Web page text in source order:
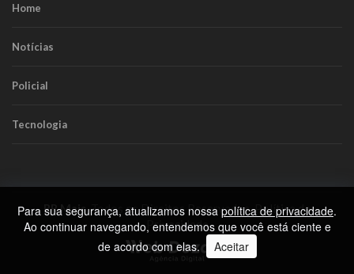
Home
Notícias
Policial
Tecnologia
RR Mais. Todos os Direitos Reservados.Política de
Privacidade
Para sua segurança, atualizamos nossa política de privacidade.
Ao continuar navegando, entendemos que você está ciente e
de acordo com elas. Aceitar